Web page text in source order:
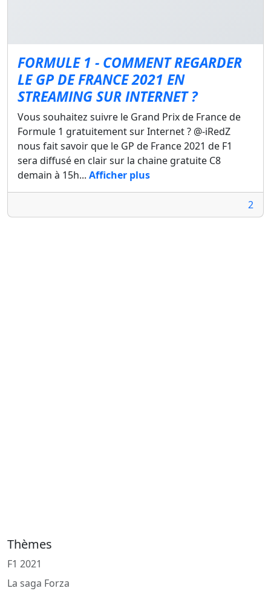
FORMULE 1 - COMMENT REGARDER
LE GP DE FRANCE 2021 EN
STREAMING SUR INTERNET ?
Vous souhaitez suivre le Grand Prix de France de
Formule 1 gratuitement sur Internet ? @-iRedZ
nous fait savoir que le GP de France 2021 de F1
sera diffusé en clair sur la chaine gratuite C8
demain à 15h... Afficher plus
2
Thèmes
F1 2021
La saga Forza